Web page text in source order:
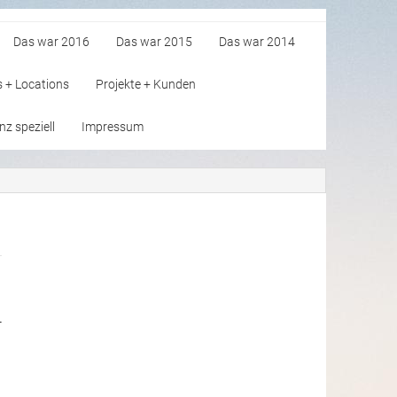
Das war 2016 Das war 2015 Das war 2014
+ Locations Projekte + Kunden
speziell Impressum